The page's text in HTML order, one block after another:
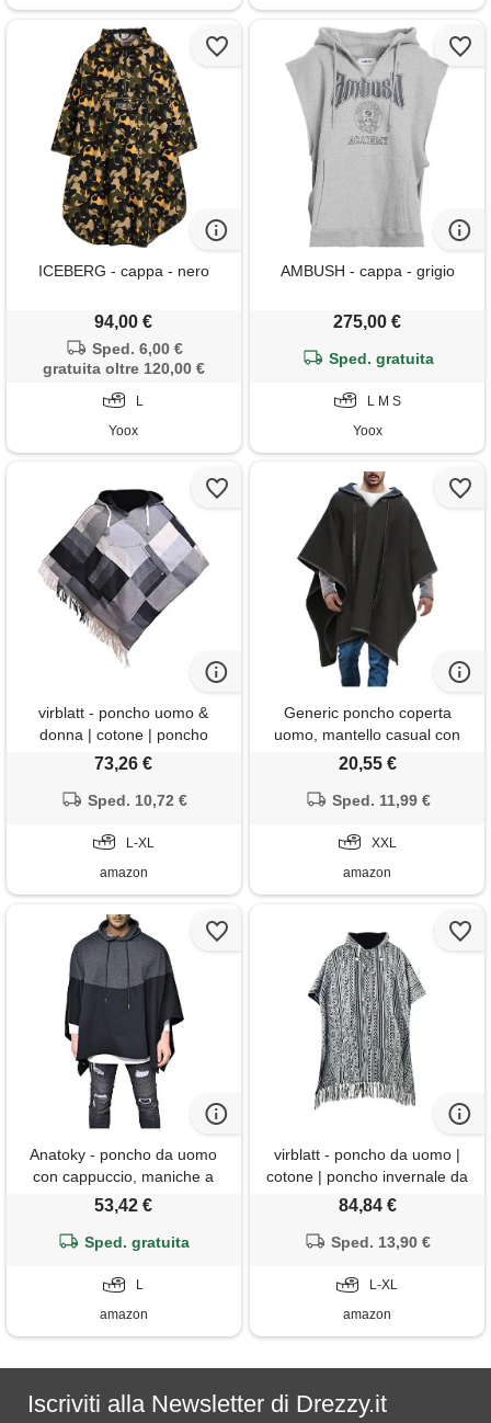
ICEBERG - cappa - nero
94,00 €
Sped. 6,00 €
gratuita oltre 120,00 €
L
Yoox
AMBUSH - cappa - grigio
275,00 €
Sped. gratuita
L M S
Yoox
virblatt - poncho uomo &
donna | cotone | poncho
messicano cappuccio coptera
tabarro eastwood -
73,26 €
Sped. 10,72 €
L-XL
amazon
Generic poncho coperta
uomo, mantello casual con
cappuccio con coulisse orlo
mantello cappotto caldo
felpe set tinta unita testa
colore confortevole
20,55 €
Sped. 11,99 €
XXL
amazon
Anatoky - poncho da uomo
con cappuccio, maniche a
pipistrello, stile irregolare
53,42 €
Sped. gratuita
L
amazon
virblatt - poncho da uomo |
cotone | poncho invernale da
uomo | funzione reversibile |
caldo goa, nero, large/x-large
84,84 €
Sped. 13,90 €
L-XL
amazon
Iscriviti alla Newsletter di Drezzy.it